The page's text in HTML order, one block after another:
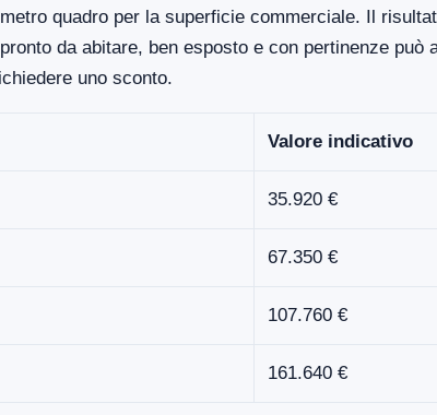
quadro per la superficie commerciale. Il
da abitare, ben esposto e con pertinenze può
uno sconto.
Valore indicativo
35.920 €
67.350 €
107.760 €
161.640 €